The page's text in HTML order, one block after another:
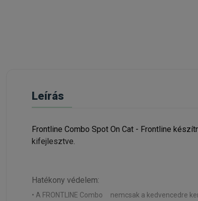
Leírás
Frontline Combo Spot On Cat - Frontline
kifejlesztve.
Hatékony védelem:
• A FRONTLINE Combo
nemcsak a kedvencedre